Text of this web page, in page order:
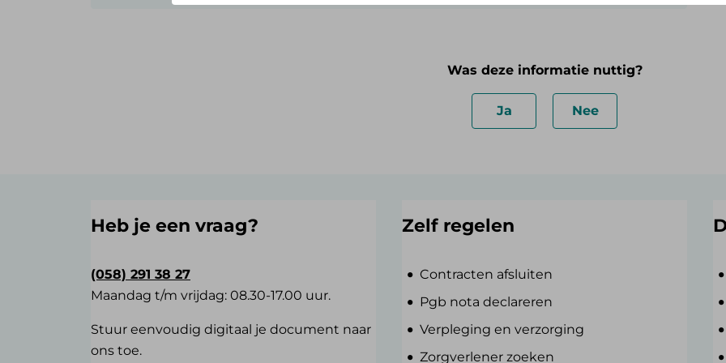
Was deze informatie nuttig?
Ja Nee
Heb je een vraag?
(058) 291 38 27
Maandag t/m vrijdag: 08.30-17.00 uur.
Stuur eenvoudig digitaal je document naar
ons toe.
Zelf regelen
Contracten afsluiten
Pgb nota declareren
Verpleging en verzorging
Zorgverlener zoeken